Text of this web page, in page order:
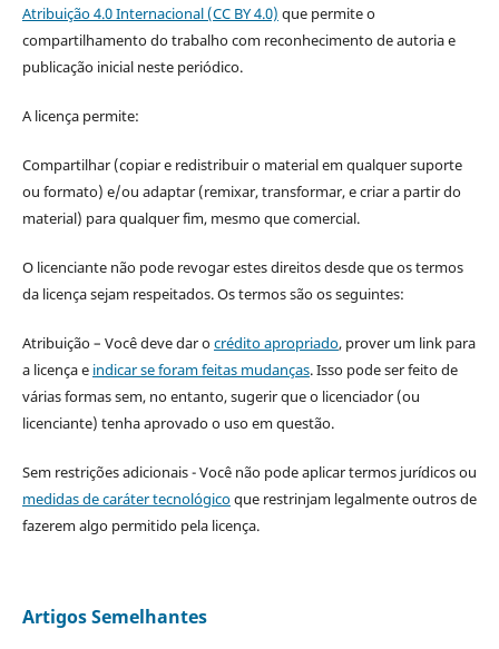
Atribuição 4.0 Internacional (CC BY 4.0) que permite o
compartilhamento do trabalho com reconhecimento de autoria e
publicação inicial neste periódico.
A licença permite:
Compartilhar (copiar e redistribuir o material em qualquer suporte
ou formato) e/ou adaptar (remixar, transformar, e criar a partir do
material) para qualquer fim, mesmo que comercial.
O licenciante não pode revogar estes direitos desde que os termos
da licença sejam respeitados. Os termos são os seguintes:
Atribuição – Você deve dar ocrédito apropriado, prover um link para
a licença e indicar se foram feitas mudanças. Isso pode ser feito de
várias formas sem, no entanto, sugerir que o licenciador (ou
licenciante) tenha aprovado o uso em questão.
Sem restrições adicionais - Você não pode aplicar termos jurídicos ou
medidas de caráter tecnológicoque restrinjam legalmente outros de
fazerem algo permitido pela licença.
Artigos Semelhantes